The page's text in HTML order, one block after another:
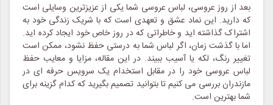
بعد از روز عروسی، لباس عروسی شما یکی از عزیزترین وسایلی است
که دارید. این نماد عشق و تعهدی است که با شریک زندگی خود به
اشتراک گذاشته اید و خاطراتی که در روز خاص خود ایجاد کرده اید.
اما با گذشت زمان، اگر لباس شما به درستی حفظ نشود، ممکن است
تغییر رنگ، لکه یا آسیب ببیند. در این مقاله، مزایا و معایب حفظ
لباس عروسی خود را در مقابل استخدام یک سرویس حرفه ای در
مازندران بررسی می کنیم تا بتوانید تصمیم بگیرید که کدام گزینه برای
شما بهترین است.